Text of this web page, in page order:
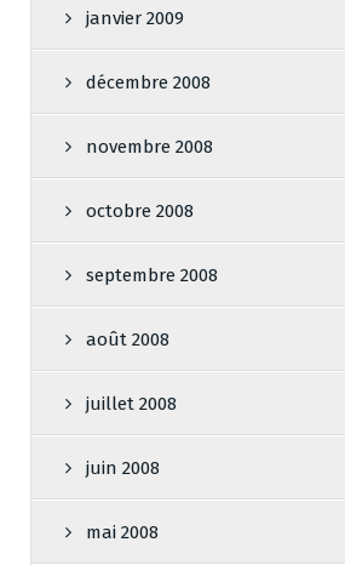
janvier 2009
décembre 2008
novembre 2008
octobre 2008
septembre 2008
août 2008
juillet 2008
juin 2008
mai 2008